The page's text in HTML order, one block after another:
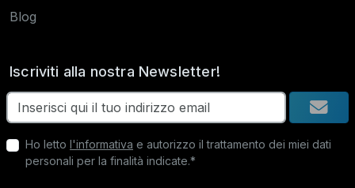
Blog
Iscriviti alla nostra Newsletter!
Ho letto l'informativa e autorizzo il trattamento dei miei dati
personali per la finalità indicate.*